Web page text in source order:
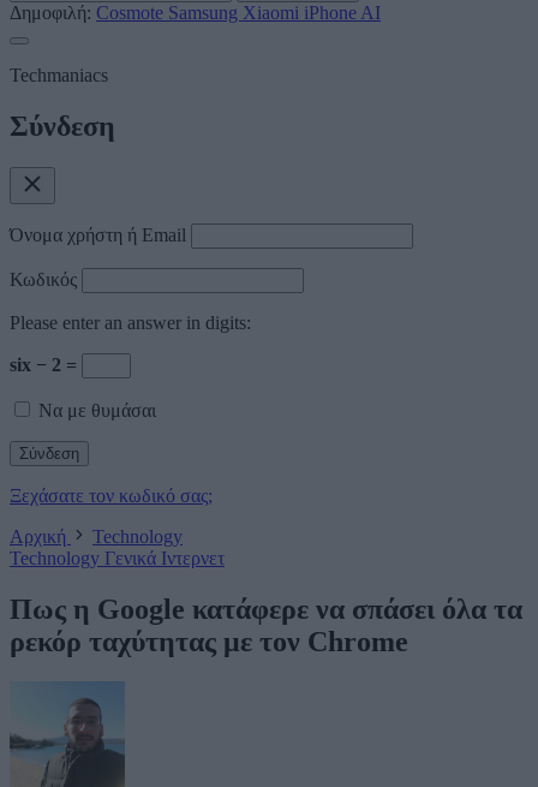
Δημοφιλή: Cosmote Samsung Xiaomi iPhone AI
Techmaniacs
Σύνδεση
Όνομα χρήστη ή Email
Κωδικός
Please enter an answer in digits:
six − 2 =
Να με θυμάσαι
Ξεχάσατε τον κωδικό σας;
Αρχική
Technology
Technology Γενικά Ιντερνετ
Πως η Google κατάφερε να σπάσει όλα τα
ρεκόρ ταχύτητας με τον Chrome